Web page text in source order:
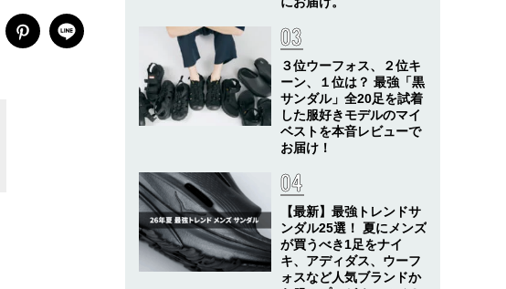
３位ウーフォス、２位キ
ーン、１位は？ 最強「黒
サンダル」全20足を試着
した服好きモデルのマイ
ベストを本音レビューで
お届け！
【最新】最強トレンドサ
ンダル25選！ 夏にメンズ
が買うべき1足をナイ
キ、アディダス、ウーフ
ォスなど人気ブランドか